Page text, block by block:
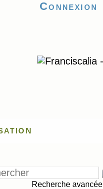
Connexion
Recherche avancée